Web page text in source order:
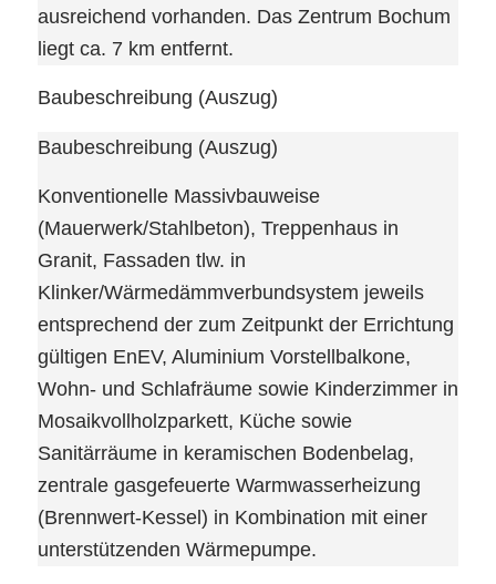
ausreichend vorhanden. Das Zentrum Bochum
liegt ca. 7 km entfernt.
Baubeschreibung (Auszug)
Baubeschreibung (Auszug)
Konventionelle Massivbauweise
(Mauerwerk/Stahlbeton), Treppenhaus in
Granit, Fassaden tlw. in
Klinker/Wärmedämmverbundsystem jeweils
entsprechend der zum Zeitpunkt der Errichtung
gültigen EnEV, Aluminium Vorstellbalkone,
Wohn- und Schlafräume sowie Kinderzimmer in
Mosaikvollholzparkett, Küche sowie
Sanitärräume in keramischen Bodenbelag,
zentrale gasgefeuerte Warmwasserheizung
(Brennwert-Kessel) in Kombination mit einer
unterstützenden Wärmepumpe.